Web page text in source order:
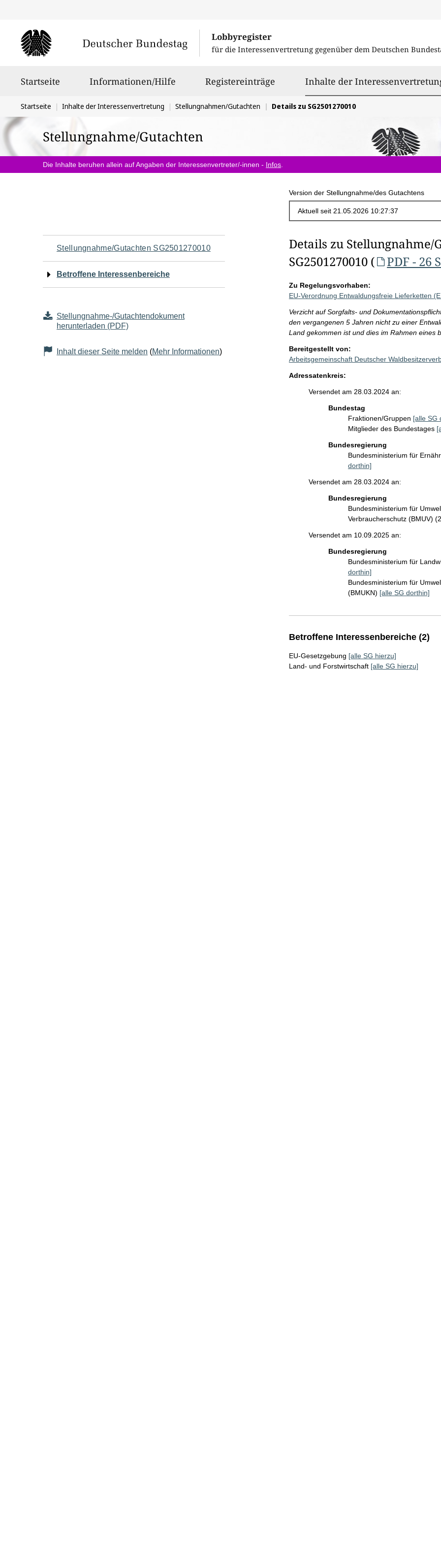
Lobbyregister
für die Interessenvertretung gegenüber dem Deutschen
Startseite Informationen/Hilfe Registereinträge Inhalte der
Sie
befinden
sich
hier:
Startseite Inhalte der Interessenvertretung Stellungnahmen/Gutachten Details zu SG2501270010
Stellungnahme/Gutachten
Die Inhalte beruhen allein auf Angaben der Interessenvertreter/-innen - Infos
Version der Stellungnahme/des Gutachtens
Navigation
für
Seiteninhalt
Stellungnahme/Gutachten SG2501270010
Betroffene Interessenbereiche
Stellungnahme-/Gutachtendokument
herunterladen (PDF)
Inhalt dieser Seite melden (Mehr Informationen)
Details zu Stellungnahme/
SG2501270010 (
PDF - 26
Zu Regelungsvorhaben:
EU-Verordnung Entwaldungsfreie Lieferketten
Verzicht auf Sorgfalts- und
den vergangenen 5 Jahren nicht zu einer
Land gekommen ist und dies im Rahmen eines
Bereitgestellt von:
Arbeitsgemeinschaft Deutscher
Adressatenkreis:
Versendet am 28.03.2024 an:
Bundestag
Fraktionen/Gruppen [alle SG
Mitglieder des Bundestages
Bundesregierung
Bundesministerium für
dorthin]
Versendet am 28.03.2024 an:
Bundesregierung
Bundesministerium für
Verbraucherschutz (BMUV)
Versendet am 10.09.2025 an:
Bundesregierung
Bundesministerium für
dorthin]
Bundesministerium für
(BMUKN) [alle SG dorthin]
Betroffene Interessenbereiche (2)
EU-Gesetzgebung [alle SG hierzu]
Land- und Forstwirtschaft [alle SG hierzu]